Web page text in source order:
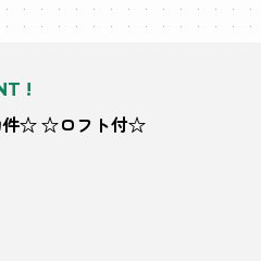
!
☆ ☆ロフト付☆